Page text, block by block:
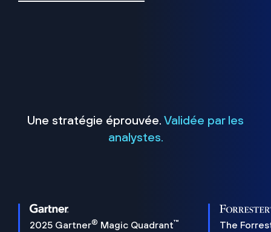
Une stratégie éprouvée. Validée par les
analystes.
2025 Gartner® Magic Quadrant™
The